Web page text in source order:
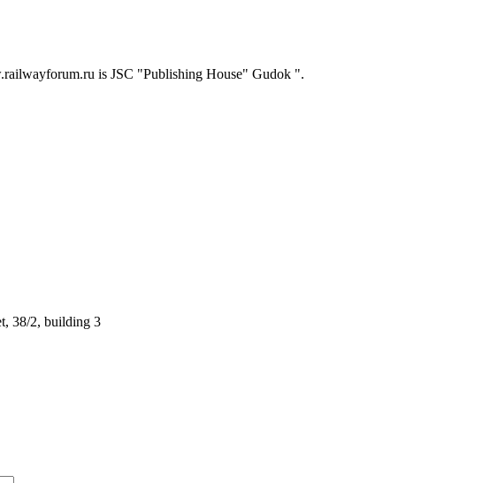
is JSC "Publishing House" Gudok ".
38/2, building 3